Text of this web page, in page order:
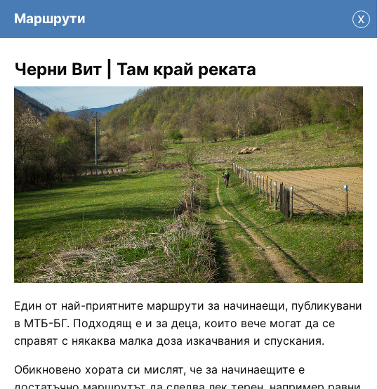
x
Маршрути
Черни Вит | Там край реката
Един от най-приятните маршрути за начинаещи, публикувани
в МТБ-БГ. Подходящ е и за деца, които вече могат да се
справят с някаква малка доза изкачвания и спускания.
Обикновено хората си мислят, че за начинаещите е
+
−